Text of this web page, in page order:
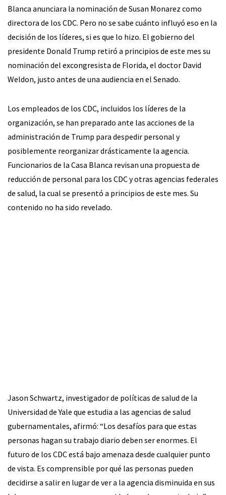
Blanca anunciara la nominación de Susan Monarez como
directora de los CDC. Pero no se sabe cuánto influyó eso en la
decisión de los líderes, si es que lo hizo. El gobierno del
presidente Donald Trump retiró a principios de este mes su
nominación del excongresista de Florida, el doctor David
Weldon, justo antes de una audiencia en el Senado.
Los empleados de los CDC, incluidos los líderes de la
organización, se han preparado ante las acciones de la
administración de Trump para despedir personal y
posiblemente reorganizar drásticamente la agencia.
Funcionarios de la Casa Blanca revisan una propuesta de
reducción de personal para los CDC y otras agencias federales
de salud, la cual se presentó a principios de este mes. Su
contenido no ha sido revelado.
Jason Schwartz, investigador de políticas de salud de la
Universidad de Yale que estudia a las agencias de salud
gubernamentales, afirmó: “Los desafíos para que estas
personas hagan su trabajo diario deben ser enormes. El
futuro de los CDC está bajo amenaza desde cualquier punto
de vista. Es comprensible por qué las personas pueden
decidirse a salir en lugar de ver a la agencia disminuida en sus